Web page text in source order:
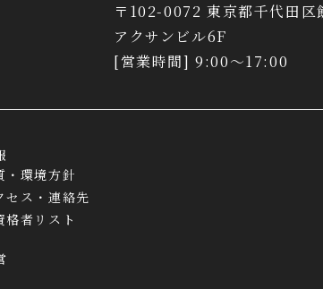
〒102-0072 東京都千代田区
アクサンビル6F
[営業時間] 9:00～17:00
・環境方針
セス・連絡先
格者リスト